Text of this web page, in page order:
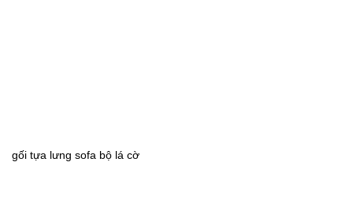
gối tựa lưng sofa bộ lá cờ